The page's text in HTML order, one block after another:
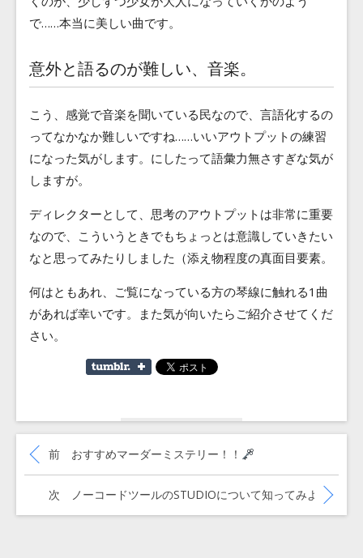
で……本当に美しい曲です。
意外と語るのが難しい、音楽。
こう、感覚で音楽を聞いている民なので、言語化するの
ってなかなか難しいですね……いいアウトプットの練習
になった気がします。にしたって語彙力無さすぎな気が
しますが。
ディレクターとして、思考のアウトプットは非常に重要
なので、こういうときでもちょっとは意識していきたい
なと思ってみたりしました（添え物程度の真面目要素。
何はともあれ、ご覧になっている方の琴線に触れる1曲
があれば幸いです。また気が向いたらご紹介させてくだ
さい。
投
ビ
ョ
前 過去の投稿:
おすすめマーダーミステリー！！
次 次の投稿:
ノーコードツールのSTUDIOについて知ってみよう！